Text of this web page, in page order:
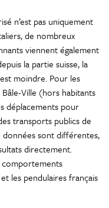
n’est pas uniquement
de nombreux
viennent également
la partie suisse, la
moindre. Pour les
Ville (hors habitants
déplacements pour
transports publics de
données sont différentes,
directement.
comportements
les pendulaires français